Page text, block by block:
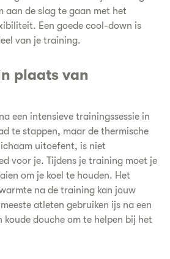
aan de slag te gaan met het
Een goede cool-down is
van je training.
plaats van
een intensieve trainingssessie in
te stappen, maar de thermische
uitoefent, is niet
voor je. Tijdens je training moet je
om je koel te houden. Het
na de training kan jouw
atleten gebruiken ijs na een
koude douche om te helpen bij het